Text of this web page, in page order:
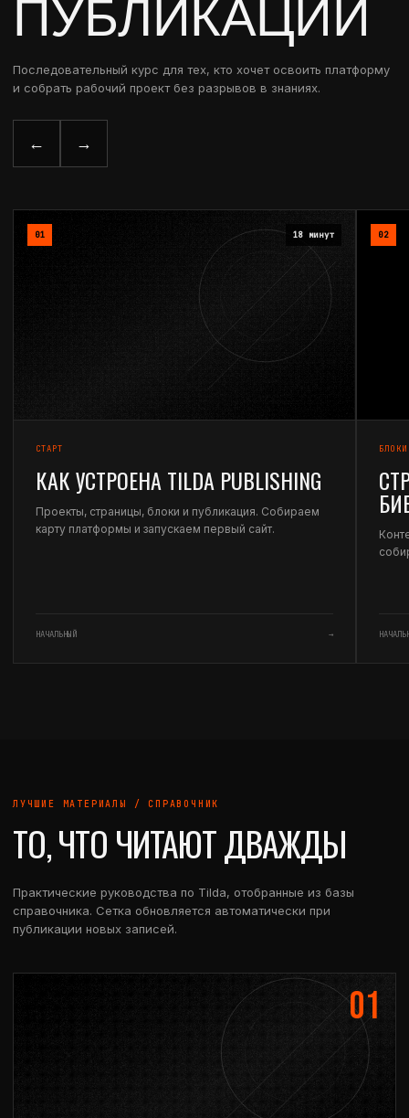
ПУБЛИКАЦИИ
Последовательный курс для тех, кто хочет освоить платформу
и собрать рабочий проект без разрывов в знаниях.
← →
01 18 минут
СТАРТ
КАК УСТРОЕНА TILDA PUBLISHING
Проекты, страницы, блоки и публикация. Собираем
карту платформы и запускаем первый сайт.
НАЧАЛЬНЫЙ →
02
БЛОКИ
ЛУЧШИЕ МАТЕРИАЛЫ / СПРАВОЧНИК
ТО, ЧТО ЧИТАЮТ ДВАЖДЫ
Практические руководства по Tilda, отобранные из базы
справочника. Сетка обновляется автоматически при
публикации новых записей.
01